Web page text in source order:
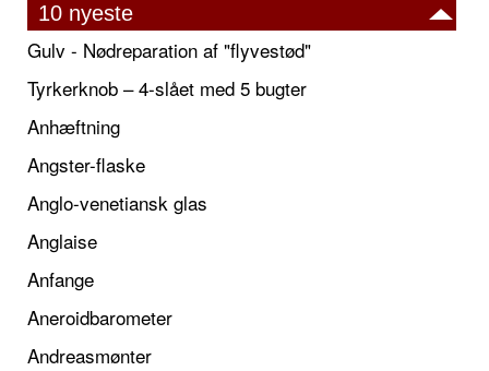
10 nyeste
Gulv - Nødreparation af "flyvestød"
Tyrkerknob – 4-slået med 5 bugter
Anhæftning
Angster-flaske
Anglo-venetiansk glas
Anglaise
Anfange
Aneroidbarometer
Andreasmønter